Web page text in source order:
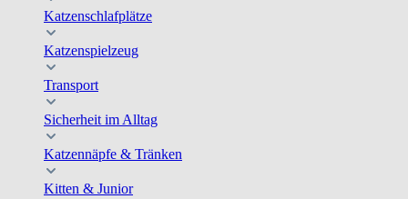
Katzenschlafplätze
Katzenspielzeug
Transport
Sicherheit im Alltag
Katzennäpfe & Tränken
Kitten & Junior